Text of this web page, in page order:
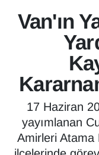
Van'ın
17 Haziran
yayımlanan
Amirleri Atama
Biyografi
Bölge
ÇEVRE
Deprem
Dernekler,
Van Trafik
Süper Lig
Tüm
Son Dakika
Haber Arşivi